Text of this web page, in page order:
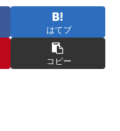
はてブ
コピー